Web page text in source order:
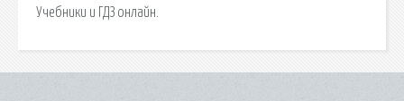
Учебники и ГДЗ онлайн.